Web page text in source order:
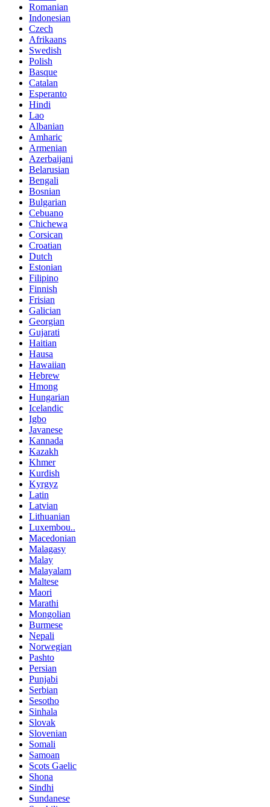
Romanian
Indonesian
Czech
Afrikaans
Swedish
Polish
Basque
Catalan
Esperanto
Hindi
Lao
Albanian
Amharic
Armenian
Azerbaijani
Belarusian
Bengali
Bosnian
Bulgarian
Cebuano
Chichewa
Corsican
Croatian
Dutch
Estonian
Filipino
Finnish
Frisian
Galician
Georgian
Gujarati
Haitian
Hausa
Hawaiian
Hebrew
Hmong
Hungarian
Icelandic
Igbo
Javanese
Kannada
Kazakh
Khmer
Kurdish
Kyrgyz
Latin
Latvian
Lithuanian
Luxembou..
Macedonian
Malagasy
Malay
Malayalam
Maltese
Maori
Marathi
Mongolian
Burmese
Nepali
Norwegian
Pashto
Persian
Punjabi
Serbian
Sesotho
Sinhala
Slovak
Slovenian
Somali
Samoan
Scots Gaelic
Shona
Sindhi
Sundanese